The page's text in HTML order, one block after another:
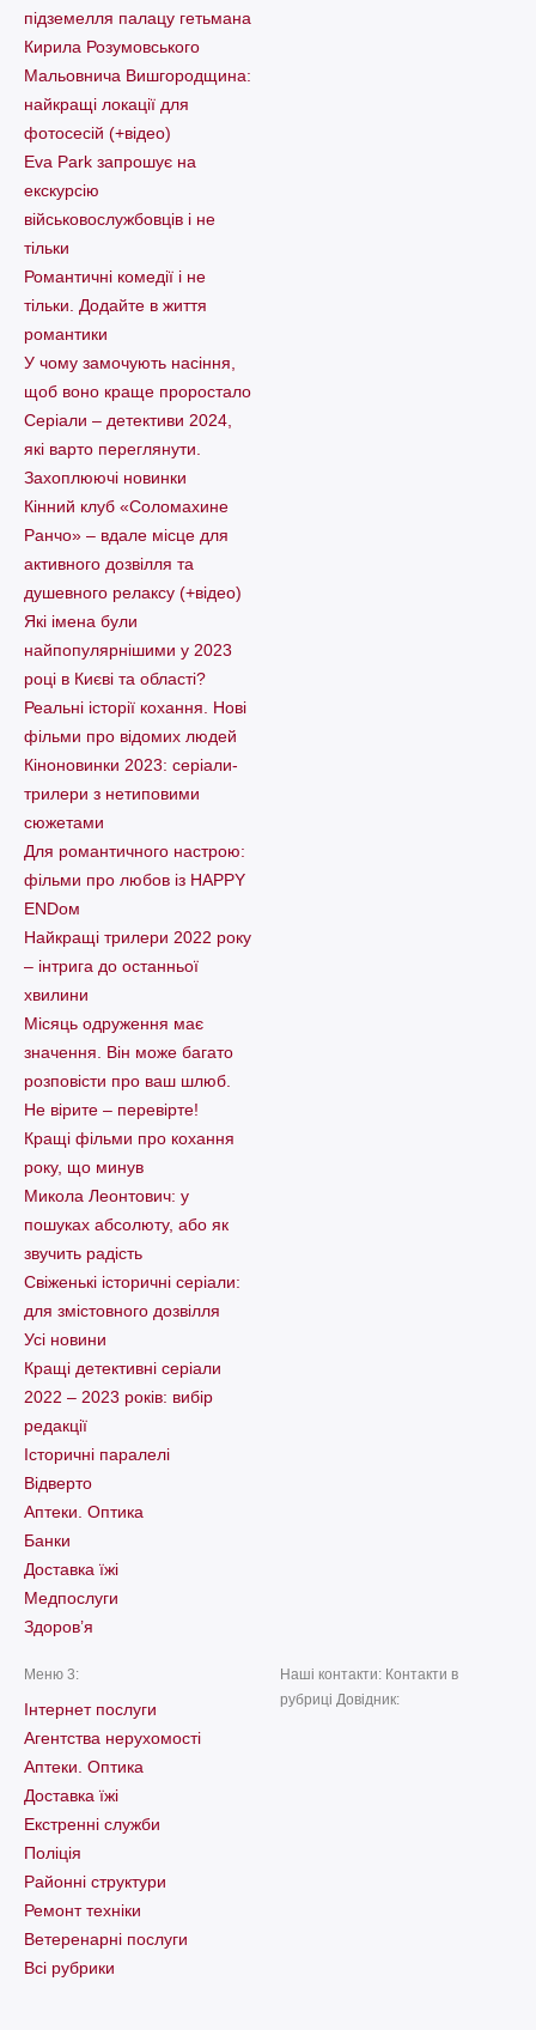
підземелля палацу гетьмана
Кирила Розумовського
Мальовнича Вишгородщина:
найкращі локації для
фотосесій (+відео)
Eva Park запрошує на
екскурсію
військовослужбовців і не
тільки
Романтичні комедії і не
тільки. Додайте в життя
романтики
У чому замочують насіння,
щоб воно краще проростало
Серіали – детективи 2024,
які варто пеpеглянути.
Захоплюючі новинки
Кінний клуб «Соломахине
Ранчо» – вдале місце для
активного дозвілля та
душевного релаксу (+відео)
Які імена були
найпопулярнішими у 2023
році в Києві та області?
Реальні історії кохання. Нові
фільми про відомих людей
Кіноновинки 2023: серіали-
трилери з нетиповими
сюжетами
Для романтичного настрою:
фільми про любов із HAPPY
ENDом
Найкращі трилери 2022 року
– інтрига до останньої
хвилини
Місяць одруження має
значення. Він може багато
розповісти про ваш шлюб.
Не вірите – перевірте!
Кращі фільми про кохання
року, що минув
Микола Леонтович: у
пошуках абсолюту, або як
звучить радість
Свіженькі історичні серіали:
для змістовного дозвілля
Усі новини
Кращі детективні серіали
2022 – 2023 років: вибір
редакції
Історичні паралелі
Відверто
Аптеки. Оптика
Банки
Доставка їжі
Медпослуги
Здоров’я
Меню 3:
Інтернет послуги
Агентства нерухомості
Аптеки. Оптика
Доставка їжі
Екстренні служби
Поліція
Районні структури
Ремонт техніки
Ветеренарні послуги
Всі рубрики
Наші контакти: Контакти в
рубриці Довідник: